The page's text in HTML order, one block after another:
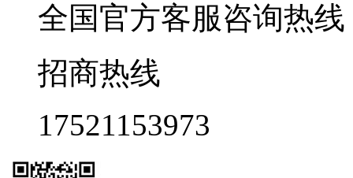
全国官方客服咨询热线
招商热线
17521153973